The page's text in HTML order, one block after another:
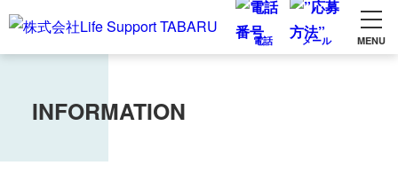
電話 メール MENU
INFORMATION